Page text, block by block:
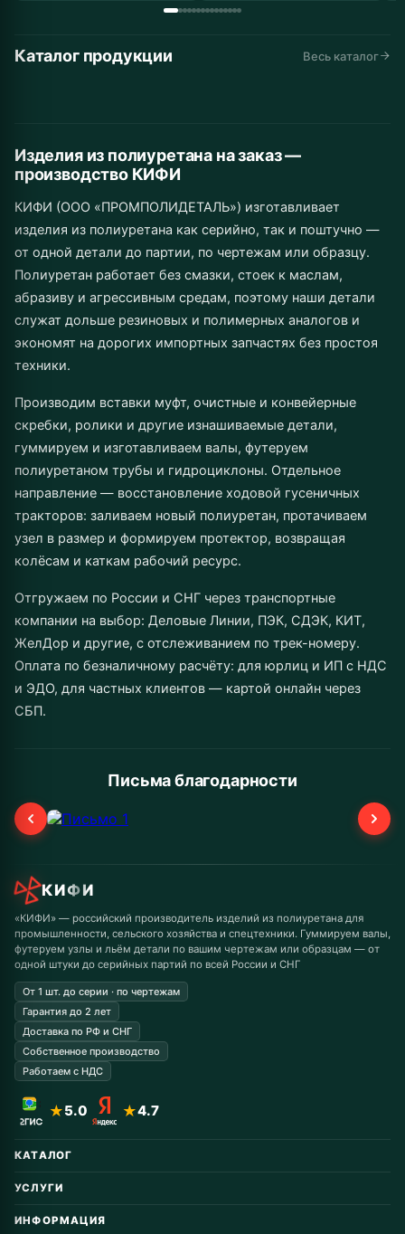
Каталог продукции Весь каталог
Автомобильные
запчасти
Дорожная
техника
Горнодобывающая
Конвейеры и
Промышленное
Изделия из полиуретана на заказ —
производство КИФИ
КИФИ (ООО «ПРОМПОЛИДЕТАЛЬ») изготавливает
изделия из полиуретана как серийно, так и поштучно —
от одной детали до партии, по чертежам или образцу.
Полиуретан работает без смазки, стоек к маслам,
абразиву и агрессивным средам, поэтому наши детали
служат дольше резиновых и полимерных аналогов и
экономят на дорогих импортных запчастях без простоя
техники.
Производим вставки муфт, очистные и конвейерные
скребки, ролики и другие изнашиваемые детали,
гуммируем и изготавливаем валы, футеруем
полиуретаном трубы и гидроциклоны. Отдельное
направление — восстановление ходовой гусеничных
тракторов: заливаем новый полиуретан, протачиваем
узел в размер и формируем протектор, возвращая
колёсам и каткам рабочий ресурс.
Отгружаем по России и СНГ через транспортные
компании на выбор: Деловые Линии, ПЭК, СДЭК, КИТ,
ЖелДор и другие, с отслеживанием по трек-номеру.
Оплата по безналичному расчёту: для юрлиц и ИП с НДС
и ЭДО, для частных клиентов — картой онлайн через
СБП.
Письма благодарности
КИФИ
«КИФИ» — российский производитель изделий из полиуретана для
промышленности, сельского хозяйства и спецтехники. Гуммируем валы,
футеруем узлы и льём детали по вашим чертежам или образцам — от
одной штуки до серийных партий по всей России и СНГ
От 1 шт. до серии · по чертежам
Гарантия до 2 лет
Доставка по РФ и СНГ
Собственное производство
Работаем с НДС
★5.0 ★4.7
КАТАЛОГ
Автомобильные запчасти
Дорожная техника
УСЛУГИ
Восстановление колёс
ИНФОРМАЦИЯ